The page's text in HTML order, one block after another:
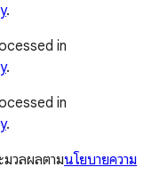
.
in
.
in
.
วลผลตามนโยบายความ